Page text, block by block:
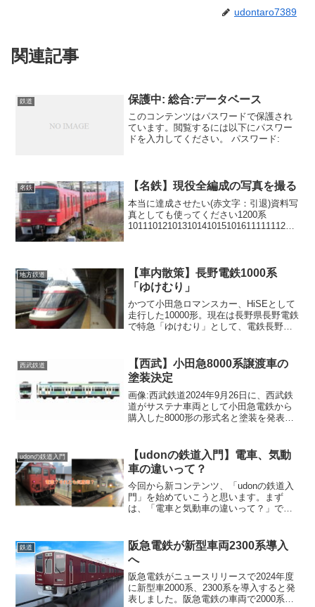
udontaro7389
関連記事
鉄道 保護中: 総合:データベース
このコンテンツはパスワードで保護され
ています。閲覧するには以下にパスワー
ドを入力してください。 パスワード:
名鉄 【名鉄】現役全編成の写真を撮る
本当に達成させたい(赤文字：引退)資料写
真としても使ってください1200系
1011101210131014101510161111111211
地方鉄道
【車内散策】長野電鉄1000系
「ゆけむり」
かつて小田急ロマンスカー、HiSEとして
走行した10000形。現在は長野県長野電鉄
で特急「ゆけむり」として、電鉄長野・
内概要ドア数（片側）1座席回転クロスシ
ート前面展望...
西武鉄道
【西武】小田急8000系譲渡車の
塗装決定
画像:西武鉄道2024年9月26日に、西武鉄
道がサステナ車両として小田急電鉄から
購入した8000形の形式名と塗装を発表し
が、、、画像:wikipediaそもそも、小田急
の...
udonの鉄道入門
【udonの鉄道入門】電車、気動
車の違いって？
今回から新コンテンツ、「udonの鉄道入
門」を始めていこうと思います。まず
は、「電車と気動車の違いって？」で
今回は違いの見分け方を見ていきましょ
う電車と気動車の明確な違...
鉄道
阪急電鉄が新型車両2300系導入
へ
阪急電鉄がニュースリリースで2024年度
に新型車2000系、2300系を導入すると発
表しました。阪急電鉄の車両で2000系、